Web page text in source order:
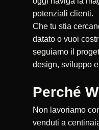
potenziali clienti.
Che tu stia
datato o vuoi
seguiamo il
design, sviluppo
Perché
Non lavoriamo
venduti a